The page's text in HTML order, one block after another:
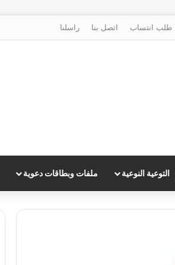
طلب انتساب اتصل بنا راسلنا
التوعية النوعية ملفات وبطاقات دعوية